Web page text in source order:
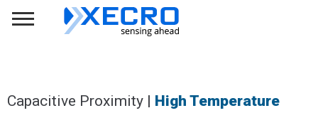
Capacitive Proximity | High Temperature